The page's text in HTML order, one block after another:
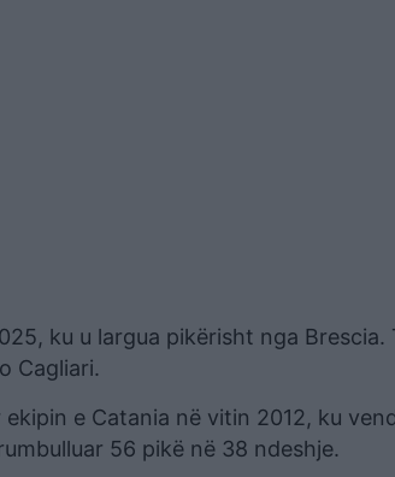
ku u largua pikërisht nga Brescia.
Cagliari.
e Catania në vitin 2012, ku
56 pikë në 38 ndeshje.